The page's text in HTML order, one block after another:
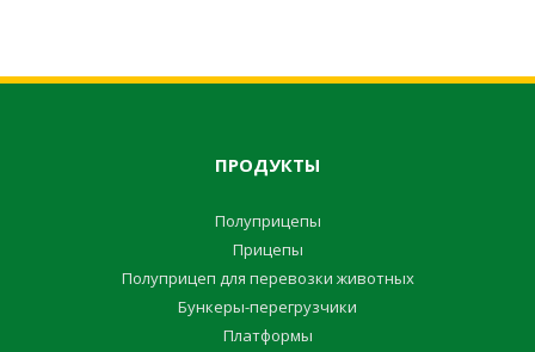
ПРОДУКТЫ
Полуприцепы
Прицепы
Полуприцеп для перевозки животных
Бункеры-перегрузчики
Платформы